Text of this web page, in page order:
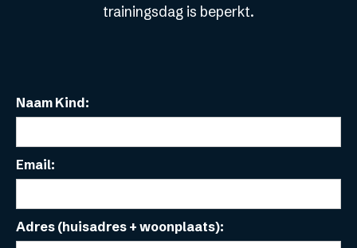
trainingsdag is beperkt.
Naam Kind:
Email:
Adres (huisadres + woonplaats):